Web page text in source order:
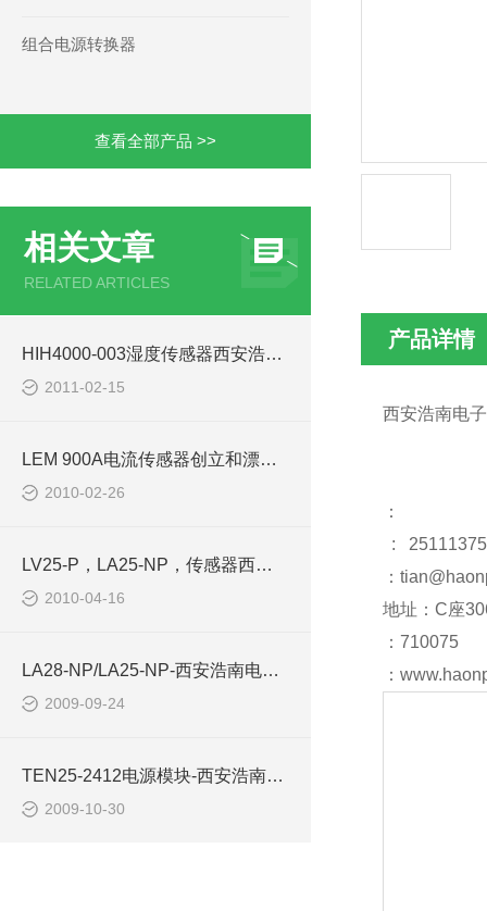
组合电源转换器
查看全部产品 >>
相关文章
RELATED ARTICLES
HIH4000-003湿度传感器西安浩南电子科技有限公司
2011-02-15
LEM 900A电流传感器创立和漂移新基准-西安浩南电子
2010-02-26
LV25-P，LA25-NP，传感器西安浩南电子科技
2010-04-16
LA28-NP/LA25-NP-西安浩南电子科技有限公司
2009-09-24
TEN25-2412电源模块-西安浩南电子科技有限公司
2009-10-30
产品详情
西安浩南电
：
:
：
地址：C座
：710075
：